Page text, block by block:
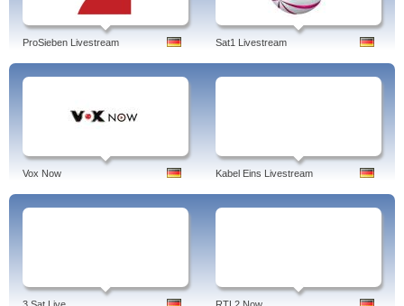
ProSieben Livestream Sat1 Livestream
Vox Now Kabel Eins Livestream